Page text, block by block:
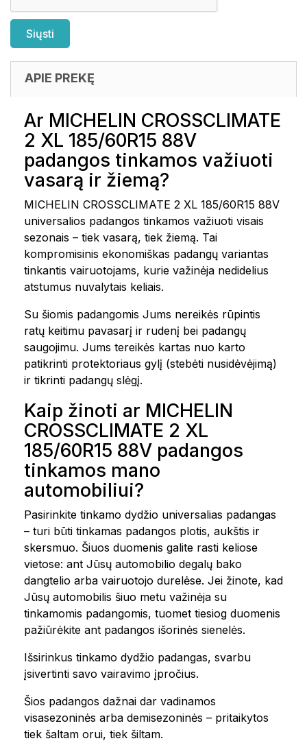
APIE PREKĘ
Ar MICHELIN CROSSCLIMATE
2 XL 185/60R15 88V
padangos tinkamos važiuoti
vasarą ir žiemą?
MICHELIN CROSSCLIMATE 2 XL 185/60R15 88V
universalios padangos tinkamos važiuoti visais
sezonais – tiek vasarą, tiek žiemą. Tai
kompromisinis ekonomiškas padangų variantas
tinkantis vairuotojams, kurie važinėja nedidelius
atstumus nuvalytais keliais.
Su šiomis padangomis Jums nereikės rūpintis
ratų keitimu pavasarį ir rudenį bei padangų
saugojimu. Jums tereikės kartas nuo karto
patikrinti protektoriaus gylį (stebėti nusidėvėjimą)
ir tikrinti padangų slėgį.
Kaip žinoti ar MICHELIN
CROSSCLIMATE 2 XL
185/60R15 88V padangos
tinkamos mano
automobiliui?
Pasirinkite tinkamo dydžio universalias padangas
– turi būti tinkamas padangos plotis, aukštis ir
skersmuo. Šiuos duomenis galite rasti keliose
vietose: ant Jūsų automobilio degalų bako
dangtelio arba vairuotojo durelėse. Jei žinote, kad
Jūsų automobilis šiuo metu važinėja su
tinkamomis padangomis, tuomet tiesiog duomenis
pažiūrėkite ant padangos išorinės sienelės.
Išsirinkus tinkamo dydžio padangas, svarbu
įsivertinti savo vairavimo įpročius.
Šios padangos dažnai dar vadinamos
visasezoninės arba demisezoninės – pritaikytos
tiek šaltam orui, tiek šiltam.